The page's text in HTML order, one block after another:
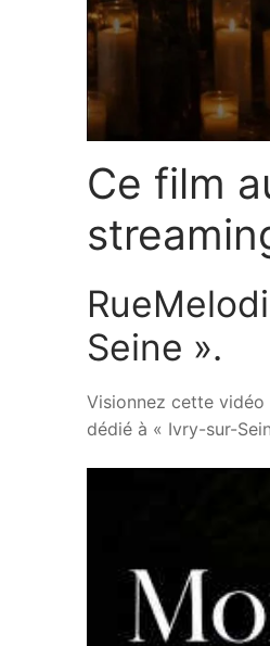
Ce film
Seine ».
Visionnez cette vidéo
dédié à « Ivry-sur-